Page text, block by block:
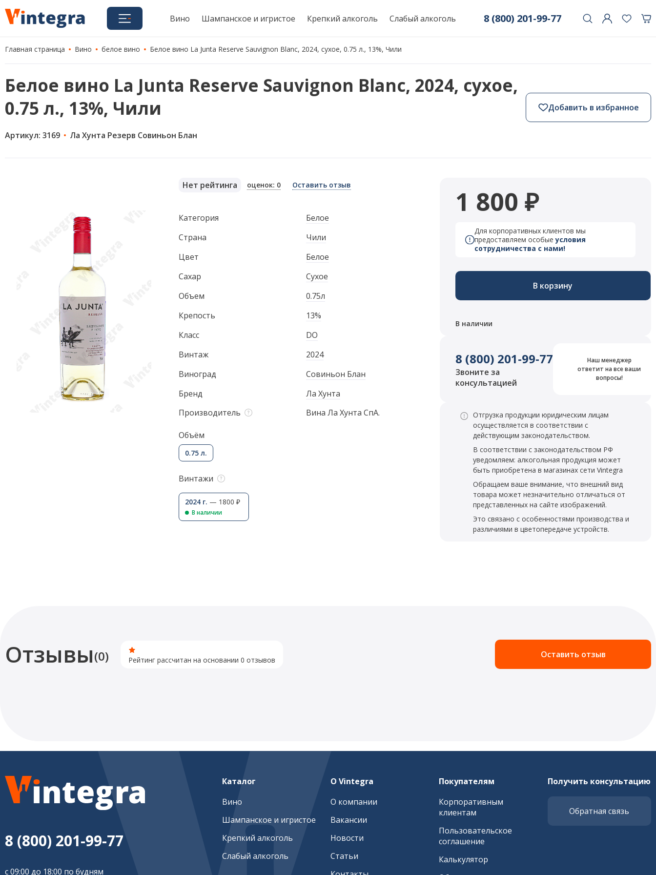
Вино Шампанское и игристое Крепкий алкоголь Слабый алкоголь 8 (800) 201-99-77
Главная страница Вино белое вино Белое вино La Junta Reserve Sauvignon Blanc, 2024, сухое, 0.75 л., 13%, Чили
Белое вино La Junta Reserve Sauvignon Blanc, 2024, сухое,
0.75 л., 13%, Чили
Артикул: 3169 Ла Хунта Резерв Совиньон Блан
Добавить в избранное
Нет рейтинга оценок: 0 Оставить отзыв
Категория
Белое
Страна
Чили
Цвет
Белое
Сахар
Сухое
Объем
0.75л
Крепость
13%
Класс
DO
Винтаж
2024
Виноград
Совиньон Блан
Бренд
Ла Хунта
Производитель
Вина Ла Хунта СпА.
Объём
0.75 л.
Винтажи
2024 г. — 1800 ₽
В наличии
1 800 ₽
Для корпоративных клиентов мы
предоставляем особыеусловия
сотрудничества с нами!
В корзину
В наличии
8 (800) 201-99-77
Звоните за
консультацией
Наш менеджер
ответит на все ваши
вопросы!
Отгрузка продукции юридическим лицам
осуществляется в соответствии с
действующим законодательством.
В соответствии с законодательством РФ
уведомляем: алкогольная продукция может
быть приобретена в магазинах сети Vintegra
Обращаем ваше внимание, что внешний вид
товара может незначительно отличаться от
представленных на сайте изображений.
Это связано с особенностями производства и
различиями в цветопередаче устройств.
Отзывы(0) Рейтинг рассчитан на основании 0 отзывов Оставить отзыв
8 (800) 201-99-77
с 09:00 до 18:00 по будням
Каталог
Вино
Шампанское и игристое
Крепкий алкоголь
Слабый алкоголь
О Vintegra
О компании
Вакансии
Новости
Статьи
Покупателям
Корпоративным
клиентам
Пользовательское
соглашение
Калькулятор
Получить консультацию
Обратная связь